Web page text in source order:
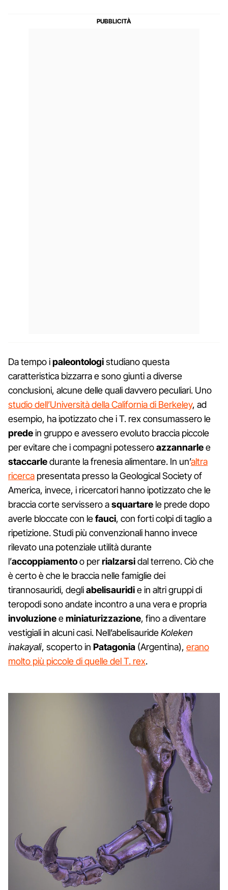
Da tempo ipaleontologistudiano questa
caratteristica bizzarra e sono giunti a diverse
conclusioni, alcune delle quali davvero peculiari. Uno
studio dell’Università della California di Berkeley, ad
esempio, ha ipotizzato che i T. rex consumassero le
predein gruppo e avessero evoluto braccia piccole
per evitare che i compagni potesseroazzannarlee
staccarledurante la frenesia alimentare. In un’altra
ricerca presentata presso la Geological Society of
America, invece, i ricercatori hanno ipotizzato che le
braccia corte servissero asquartare le prede dopo
averle bloccate con lefauci, con forti colpi di taglio a
ripetizione. Studi più convenzionali hanno invece
rilevato una potenziale utilità durante
l’accoppiamentoo perrialzarsidal terreno. Ciò che
è certo è che le braccia nelle famiglie dei
tirannosauridi, degliabelisauridie in altri gruppi di
teropodi sono andate incontro a una vera e propria
involuzioneeminiaturizzazione, fino a diventare
vestigiali in alcuni casi. Nell’abelisaurideKoleken
inakayali, scoperto in Patagonia(Argentina), erano
molto più piccole di quelle del T. rex.